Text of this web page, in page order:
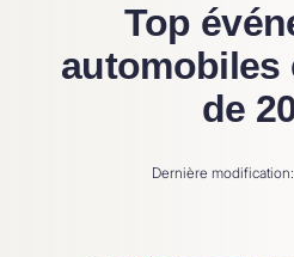
Top
automobiles
de
Dernière